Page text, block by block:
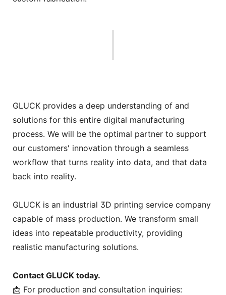
GLUCK provides a deep understanding of and
solutions for this entire digital manufacturing
process. We will be the optimal partner to support
our customers' innovation through a seamless
workflow that turns reality into data, and that data
back into reality.
GLUCK is an industrial 3D printing service company
capable of mass production. We transform small
ideas into repeatable productivity, providing
realistic manufacturing solutions.
Contact GLUCK today.
📩 For production and consultation inquiries: